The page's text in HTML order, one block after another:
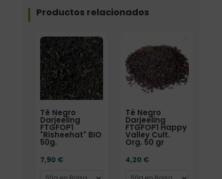
Productos relacionados
Té Negro
Darjeeling
FTGFOP1
"Risheehat" BIO
50g.
7,90 €
Formato
Té Negro
Darjeeling
FTGFOP1 Happy
Valley Cult.
Org. 50 gr
4,20 €
Formato